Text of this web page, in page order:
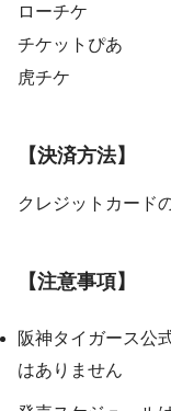
ローチケ
チケットぴあ
虎チケ
【決済方法】
クレジットカード
【注意事項】
阪神タイガース公
はありません